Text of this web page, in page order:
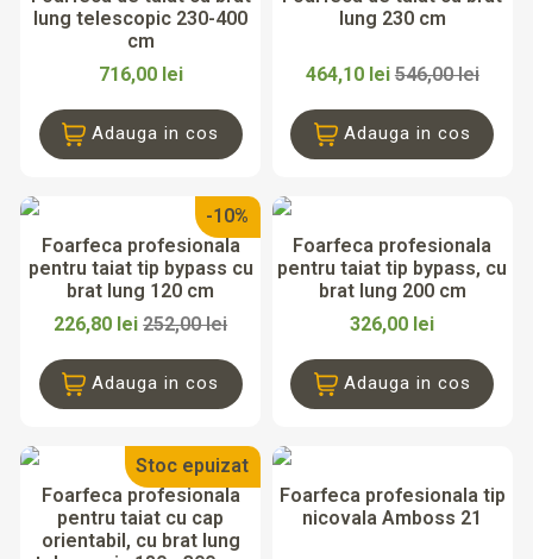
lung telescopic 230-400
cm
716,00 lei
Adauga in cos
lung 230 cm
464,10 lei546,00 lei
Adauga in cos
Foarfeca profesionala
pentru taiat tip bypass cu
brat lung 120 cm
226,80 lei252,00 lei
-10%
Adauga in cos
Foarfeca profesionala
pentru taiat tip bypass, cu
brat lung 200 cm
326,00 lei
Adauga in cos
Foarfeca profesionala
pentru taiat cu cap
orientabil, cu brat lung
Stoc epuizat
Foarfeca profesionala tip
nicovala Amboss 21